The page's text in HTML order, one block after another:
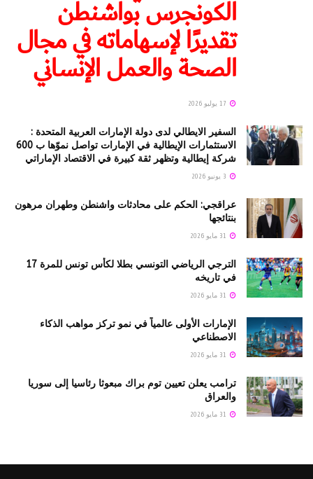
الكونجرس بواشنطن
تقديرًا لإسهاماته في مجال
الصحة والعمل الإنساني
السفير الايطالي لدى دولة الإمارات العربية المتحدة :
الاستثمارات الإيطالية في الإمارات تواصل نموّها ب 600
شركة إيطالية وتظهر ثقة كبيرة في الاقتصاد الإماراتي
عراقجي: الحكم على محادثات واشنطن وطهران مرهون
بنتائجها
الترجي الرياضي التونسي بطلا لكأس تونس للمرة 17
في تاريخه
الإمارات الأولى عالمياً في نمو تركز مواهب الذكاء
الاصطناعي
ترامب يعلن تعيين توم براك مبعوثا رئاسيا إلى سوريا
والعراق